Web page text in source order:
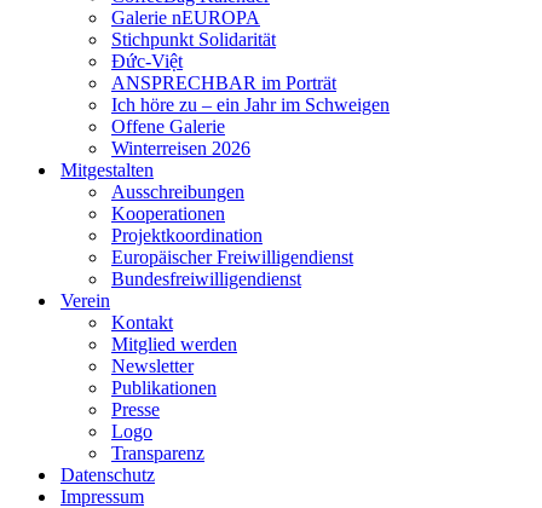
Galerie nEUROPA
Stichpunkt Solidarität
Đức-Việt
ANSPRECHBAR im Porträt
Ich höre zu – ein Jahr im Schweigen
Offene Galerie
Winterreisen 2026
Mitgestalten
Ausschreibungen
Kooperationen
Projektkoordination
Europäischer Freiwilligendienst
Bundesfreiwilligendienst
Verein
Kontakt
Mitglied werden
Newsletter
Publikationen
Presse
Logo
Transparenz
Datenschutz
Impressum